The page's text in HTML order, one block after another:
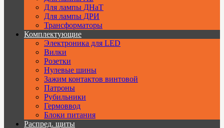
Для лампы ДНаТ
Для лампы ДРИ
Трансформаторы
Комплектующие
Электроника для LED
Вилки
Розетки
Нулевые шины
Зажим контактов винтовой
Патроны
Рубильники
Гермоввод
Блоки питания
Распред. щиты